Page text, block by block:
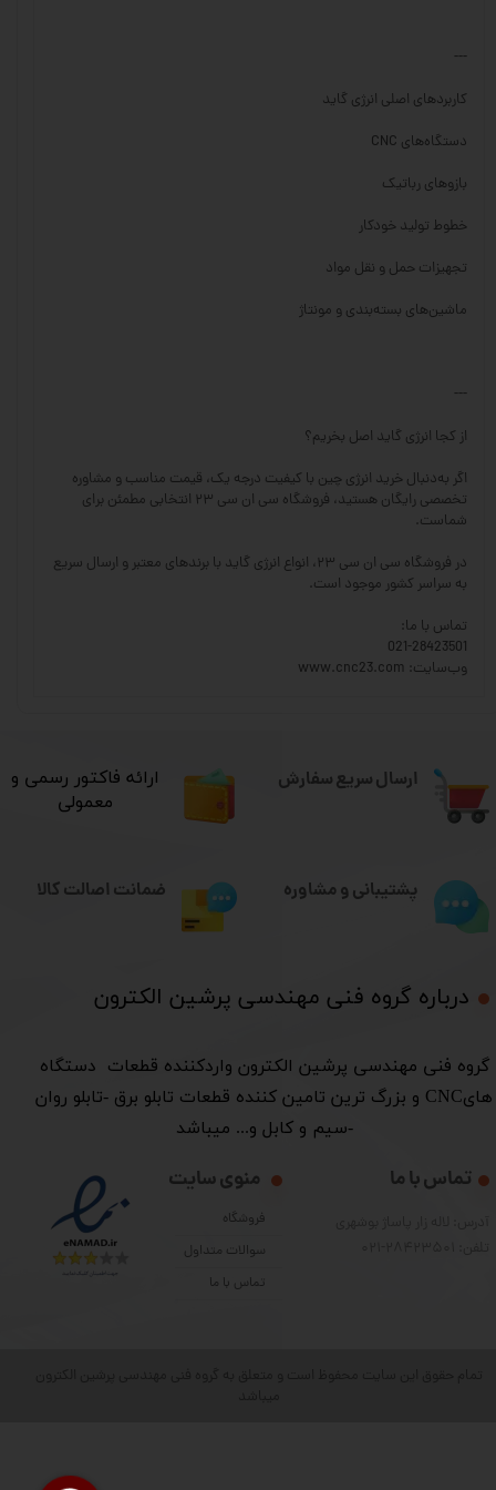
---
کاربردهای اصلی انرژی گاید
دستگاه‌های CNC
بازوهای رباتیک
خطوط تولید خودکار
تجهیزات حمل و نقل مواد
ماشین‌های بسته‌بندی و مونتاژ
---
از کجا انرژی گاید اصل بخریم؟
اگر به‌دنبال خرید انرژی چین با کیفیت درجه یک، قیمت مناسب و مشاوره
تخصصی رایگان هستید، فروشگاه سی ان سی ۲۳ انتخابی مطمئن برای
شماست.
در فروشگاه سی ان سی ۲۳، انواع انرژی گاید با برندهای معتبر و ارسال سریع
به سراسر کشور موجود است.
تماس با ما:
021-28423501
وب‌سایت: www.cnc23.com
ارسال سریع سفارش
درباره گروه فنی مهندسی پرشین الکترون​​​​​​​
​گروه فنی مهندسی پرشین الکترون واردکننده قطعات دستگاه
هایCNC و بزرگ ترین تامین کننده قطعات تابلو برق -تابلو روان
-سیم و کابل و... میباشد
منوی سایت
فروشگاه
سوالات متداول
تماس با ما
تماس با ما
​ارائه فاکتور رسمی و
معمولی
پشتیبانی و مشاوره ضمانت اصالت کالا